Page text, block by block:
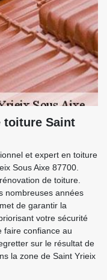
toiture Saint
et expert en toiture
Sous Aixe 87700.
de toiture.
nombreuses années
de garantir la
votre sécurité
faire confiance au
sur le résultat de
la zone de Saint Yrieix